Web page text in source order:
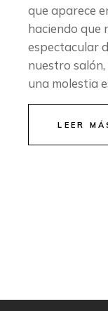
que aparece
haciendo que
espectacular
nuestro
una molestia
LEER